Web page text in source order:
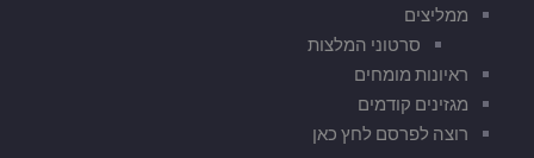
ממליצים
סרטוני המלצות
ראיונות מומחים
מגזינים קודמים
רוצה לפרסם לחץ כאן